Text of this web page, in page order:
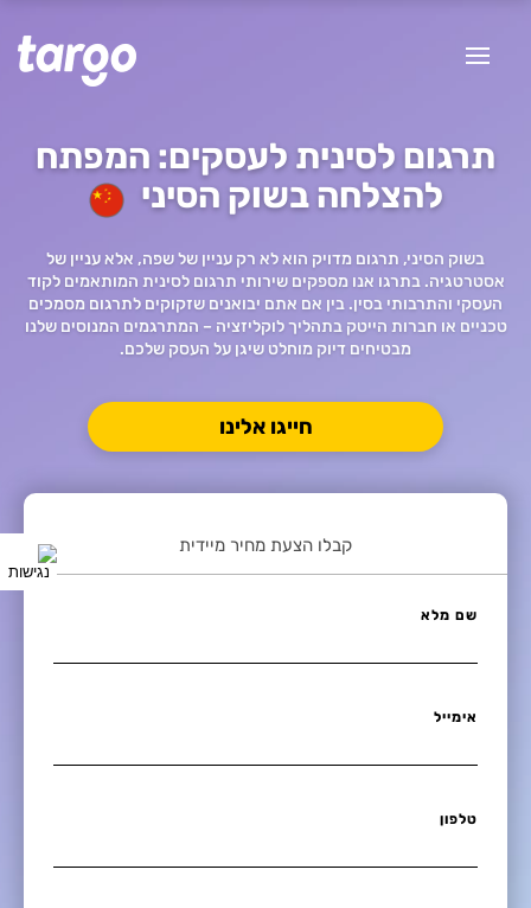
תרגום לסינית לעסקים: המפתח
להצלחה בשוק הסיני
בשוק הסיני, תרגום מדויק הוא לא רק עניין של שפה, אלא עניין של
אסטרטגיה. בתרגו אנו מספקים שירותי תרגום לסינית המותאמים לקוד
העסקי והתרבותי בסין. בין אם אתם יבואנים שזקוקים לתרגום מסמכים
טכניים או חברות הייטק בתהליך לוקליזציה – המתרגמים המנוסים שלנו
מבטיחים דיוק מוחלט שיגן על העסק שלכם.
חייגו אלינו
קבלו הצעת מחיר מיידית
שם מלא
אימייל
טלפון